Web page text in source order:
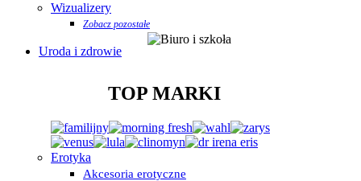
Wizualizery
Zobacz pozostałe
Uroda i zdrowie
TOP MARKI
Erotyka
Akcesoria erotyczne